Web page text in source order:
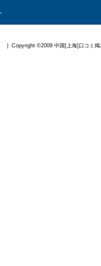
| Copyright ©2009 中国[上海]口コミ掲